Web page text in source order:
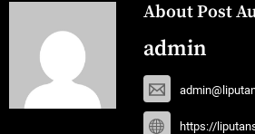
About Post
admin
https://